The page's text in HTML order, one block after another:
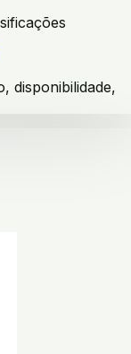
disponibilidade,